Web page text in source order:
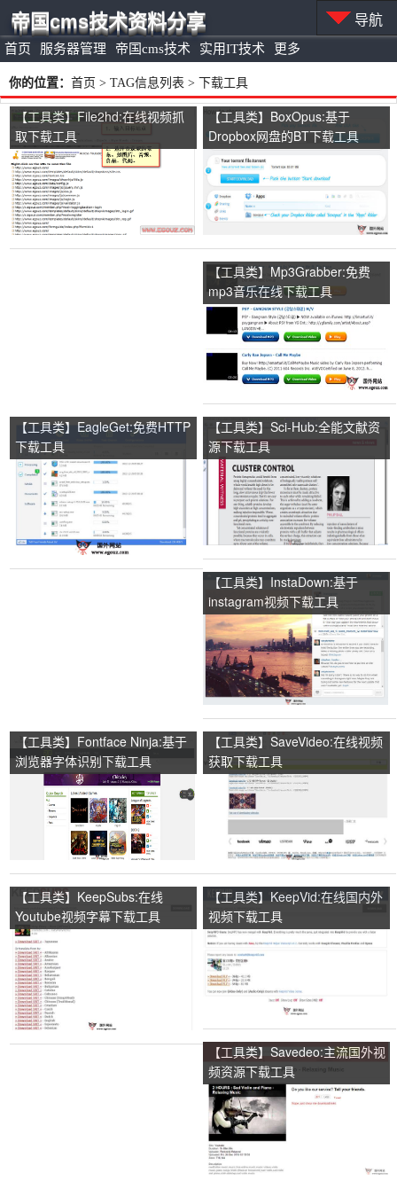
首页 服务器管理 帝国cms技术 实用IT技术 更多
帝国cms技术资料分享 导航
你的位置： 首页 > TAG信息列表 > 下载工具
【工具类】File2hd:在线视频抓
取下载工具
【工具类】BoxOpus:基于
Dropbox网盘的BT下载工具
【工具类】Mp3Grabber:免费
mp3音乐在线下载工具
【工具类】EagleGet:免费HTTP
下载工具
【工具类】Sci-Hub:全能文献资
源下载工具
【工具类】InstaDown:基于
instagram视频下载工具
【工具类】Fontface Ninja:基于
浏览器字体识别下载工具
【工具类】SaveVideo:在线视频
获取下载工具
【工具类】KeepSubs:在线
Youtube视频字幕下载工具
【工具类】KeepVid:在线国内外
视频下载工具
【工具类】Savedeo:主流国外视
频资源下载工具